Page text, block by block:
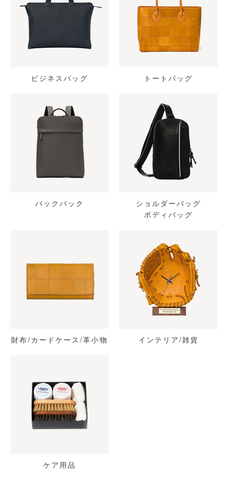
ビジネスバッグ トートバッグ
バックパック
ショルダーバッグ
ボディバッグ
財布/カードケース/革小物 インテリア/雑貨
ケア用品